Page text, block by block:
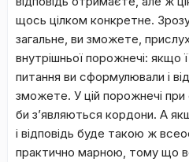
щось цілком конкретне.
загальне, ви зможете,
внутрішньої порожнечі: якщо
питання ви сформулювали і
зможете. У цій порожнечі
би з’являються кордони. А
і відповідь буде такою ж
практично марною, тому що